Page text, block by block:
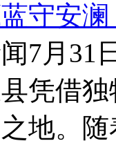
守安
7月31
凭借
地。